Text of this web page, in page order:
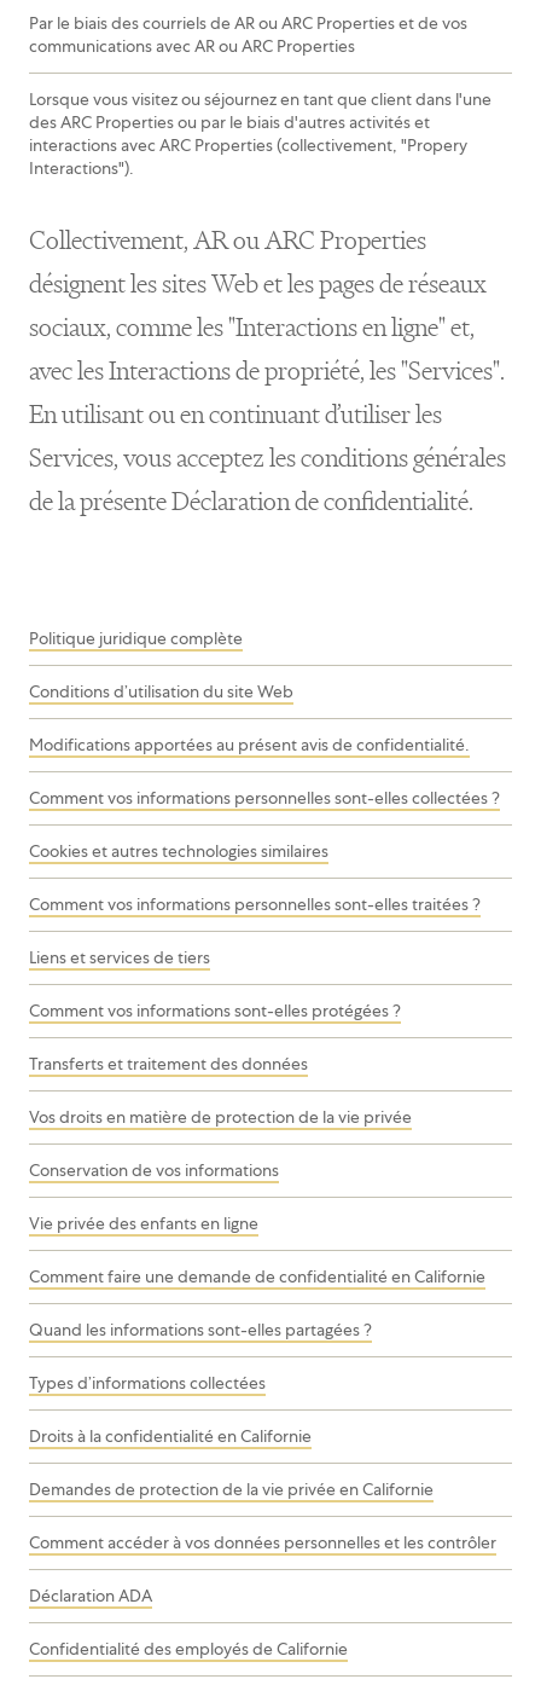
Par le biais des courriels de AR ou ARC Properties et de vos
communications avec AR ou ARC Properties
Lorsque vous visitez ou séjournez en tant que client dans l'une
des ARC Properties ou par le biais d'autres activités et
interactions avec ARC Properties (collectivement, "Propery
Interactions").
Collectivement, AR ou ARC Properties
désignent les sites Web et les pages de réseaux
sociaux, comme les "Interactions en ligne" et,
avec les Interactions de propriété, les "Services".
En utilisant ou en continuant d’utiliser les
Services, vous acceptez les conditions générales
de la présente Déclaration de confidentialité.
Politique juridique complète
Conditions d’utilisation du site Web
Modifications apportées au présent avis de confidentialité.
Comment vos informations personnelles sont-elles collectées ?
Cookies et autres technologies similaires
Comment vos informations personnelles sont-elles traitées ?
Liens et services de tiers
Comment vos informations sont-elles protégées ?
Transferts et traitement des données
Vos droits en matière de protection de la vie privée
Conservation de vos informations
Vie privée des enfants en ligne
Comment faire une demande de confidentialité en Californie
Quand les informations sont-elles partagées ?
Types d’informations collectées
Droits à la confidentialité en Californie
Demandes de protection de la vie privée en Californie
Comment accéder à vos données personnelles et les contrôler
Déclaration ADA
Confidentialité des employés de Californie